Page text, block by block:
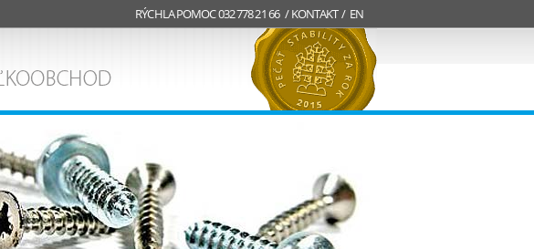
RÝCHLA POMOC032 778 21 66 /KONTAKT/ EN